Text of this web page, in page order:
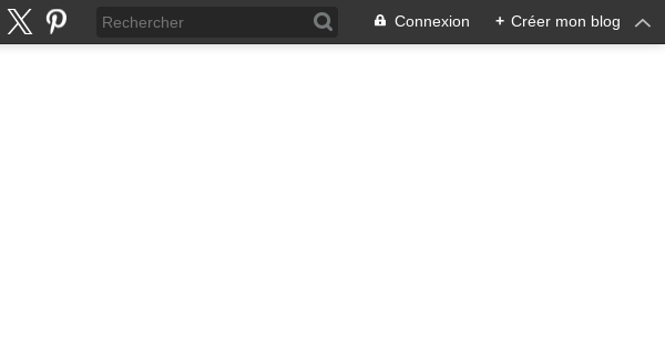
Connexion + Créer mon blog